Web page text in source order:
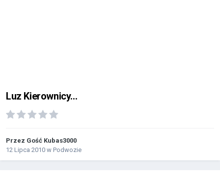
Luz Kierownicy...
Przez Gość Kubas3000
12 Lipca 2010 w Podwozie